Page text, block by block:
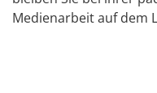
Medienarbeit auf dem